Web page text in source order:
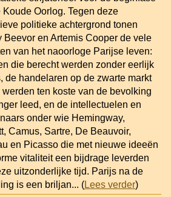
Koude Oorlog. Tegen deze
politieke achtergrond tonen
Beevor en Artemis Cooper de vele
van het naoorloge Parijse leven:
die berecht werden zonder eerlijk
de handelaren op de zwarte markt
ten koste van de bevolking
leed, en de intellectuelen en
onder wie Hemingway,
Camus, Sartre, De Beauvoir,
en Picasso die met nieuwe ideeën
vitaliteit een bijdrage leverden
uitzonderlijke tijd. Parijs na de
is een briljan... (Lees verder)